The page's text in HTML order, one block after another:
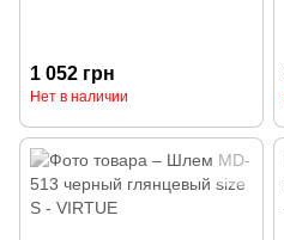
1 052 грн
Нет в наличии